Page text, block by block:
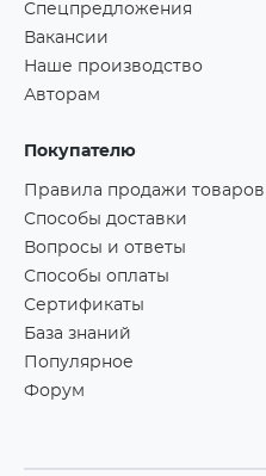
Спецпредложения
Вакансии
Наше производство
Авторам
Покупателю
Правила продажи
Способы доставки
Вопросы и ответы
Способы оплаты
Сертификаты
База знаний
Популярное
Форум